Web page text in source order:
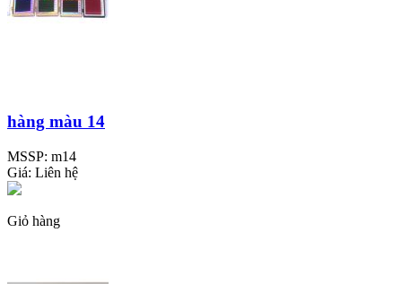
hàng màu 14
MSSP: m14
Giá: Liên hệ
Giỏ hàng